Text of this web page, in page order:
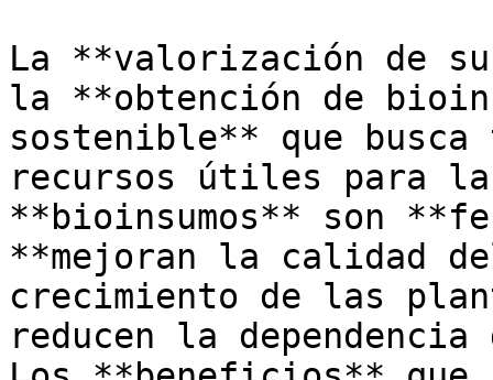
La **valorización de
la **obtención de
sostenible** que
recursos útiles para
**bioinsumos** son
**mejoran la calidad
crecimiento de las
reducen la